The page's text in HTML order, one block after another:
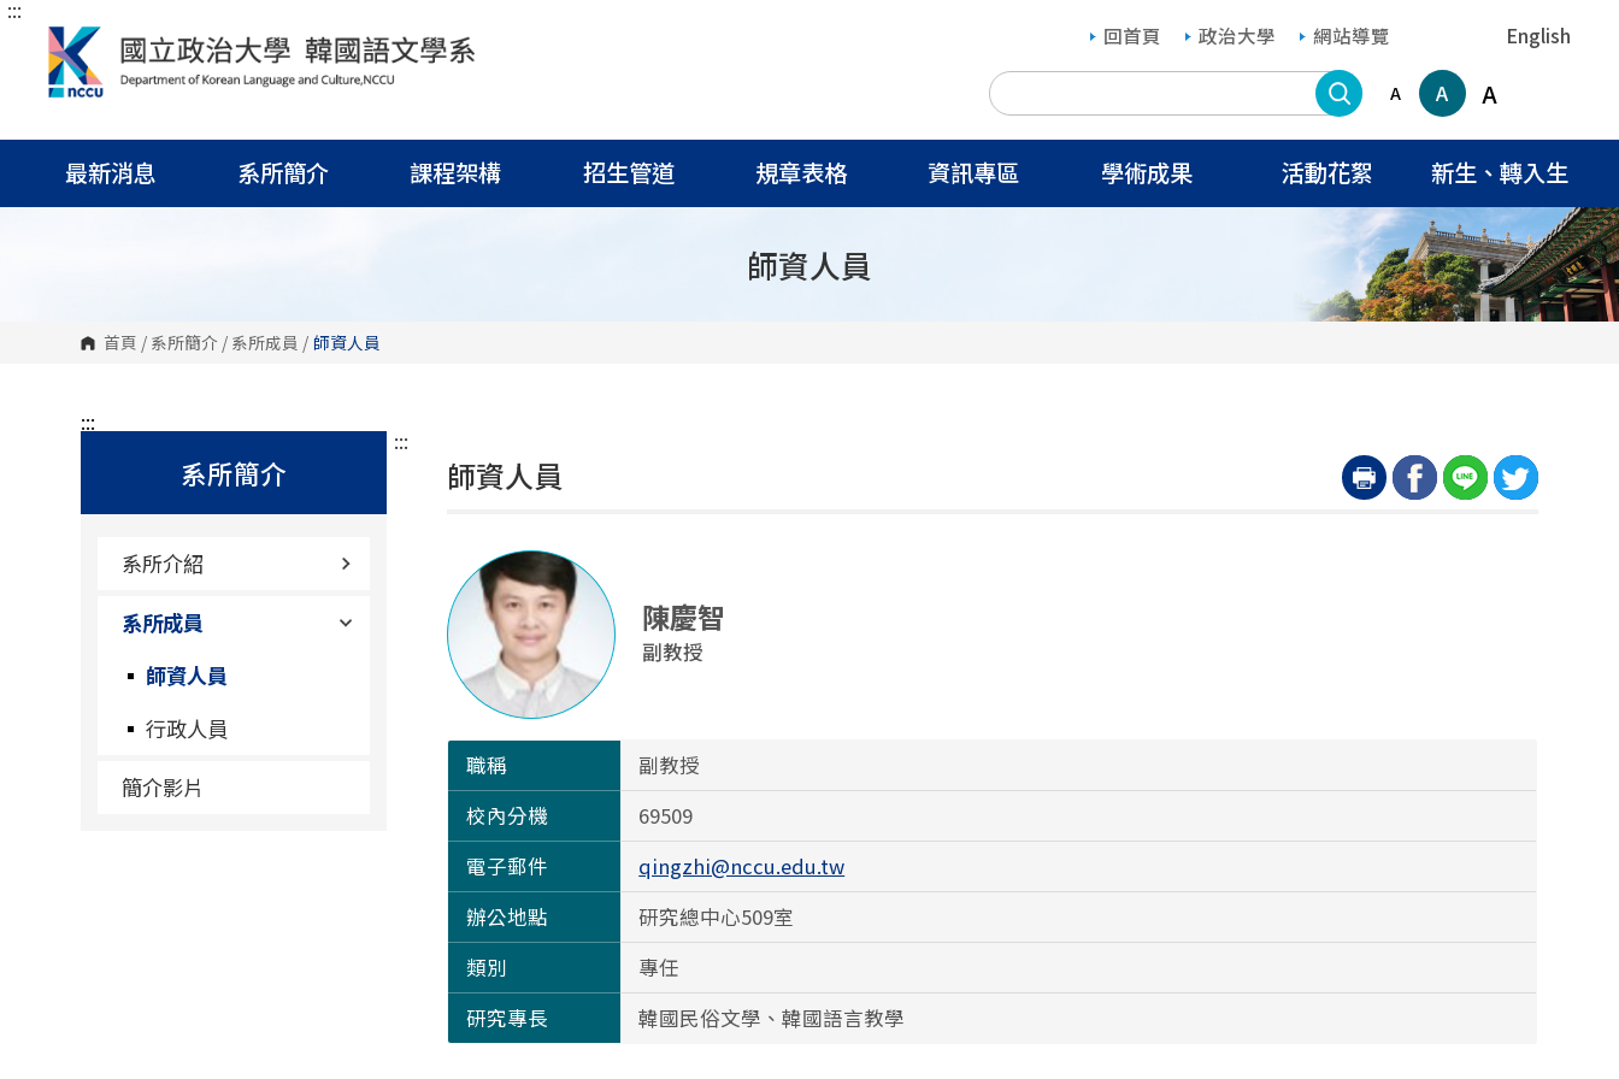
跳
塊
:::
回首頁 政治大學 網站導覽 English
搜尋A A A
最新消息 系所簡介 課程架構 招生管道 規章表格 資訊專區 學術成果 活動花絮 新生、轉入生
師資人員
首頁 / 系所簡介 / 系所成員 / 師資人員
:::
系所簡介
系所介紹
系所成員
師資人員
行政人員
簡介影片
:::
師資人員
陳慶智
副教授
職稱
副教授
校內分機
69509
電子郵件
qingzhi@nccu.edu.tw
辦公地點
研究總中心509室
類別
專任
研究專長
韓國民俗文學、韓國語言教學